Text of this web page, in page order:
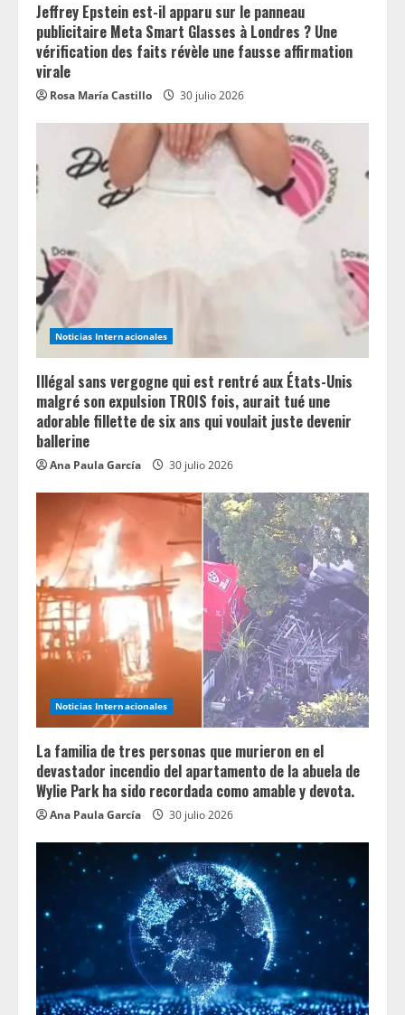
Jeffrey Epstein est-il apparu sur le panneau
publicitaire Meta Smart Glasses à Londres ? Une
vérification des faits révèle une fausse affirmation
virale
Rosa María Castillo 30 julio 2026
Noticias Internacionales
Illégal sans vergogne qui est rentré aux États-Unis
malgré son expulsion TROIS fois, aurait tué une
adorable fillette de six ans qui voulait juste devenir
ballerine
Ana Paula García 30 julio 2026
Noticias Internacionales
La familia de tres personas que murieron en el
devastador incendio del apartamento de la abuela de
Wylie Park ha sido recordada como amable y devota.
Ana Paula García 30 julio 2026